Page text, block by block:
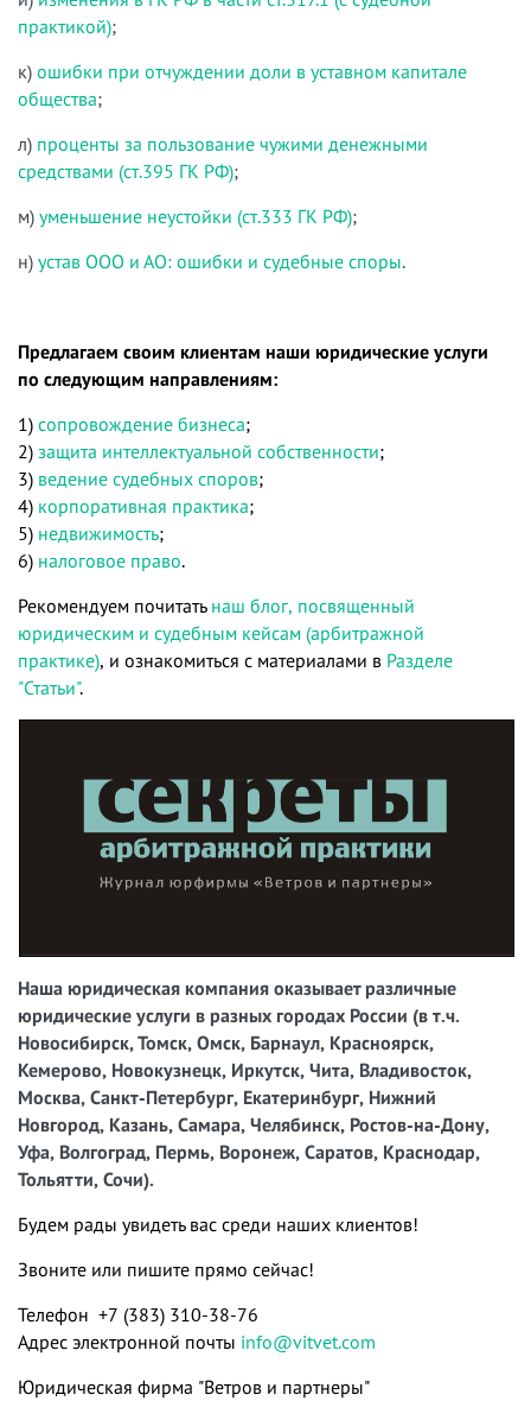
практикой);
к) ошибки при отчуждении доли в уставном капитале
общества;
л) проценты за пользование чужими денежными
средствами (ст.395 ГК РФ);
м) уменьшение неустойки (ст.333 ГК РФ);
н) устав ООО и АО: ошибки и судебные споры.
Предлагаем своим клиентам наши юридические услуги
по следующим направлениям:
1) сопровождение бизнеса;
2) защита интеллектуальной собственности;
3) ведение судебных споров;
4) корпоративная практика;
5) недвижимость;
6) налоговое право.
Рекомендуем почитать наш блог, посвященный
юридическим и судебным кейсам (арбитражной
практике), и ознакомиться с материалами в Разделе
"Статьи".
Наша юридическая компания оказывает различные
юридические услуги в разных городах России (в т.ч.
Новосибирск, Томск, Омск, Барнаул, Красноярск,
Кемерово, Новокузнецк, Иркутск, Чита, Владивосток,
Москва, Санкт-Петербург, Екатеринбург, Нижний
Новгород, Казань, Самара, Челябинск, Ростов-на-Дону,
Уфа, Волгоград, Пермь, Воронеж, Саратов, Краснодар,
Тольятти, Сочи).
Будем рады увидеть вас среди наших клиентов!
Звоните или пишите прямо сейчас!
Телефон +7 (383) 310-38-76
Адрес электронной почты info@vitvet.com
Юридическая фирма "Ветров и партнеры"